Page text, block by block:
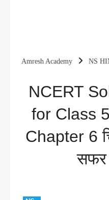
Amresh Academy NS
चिटठी का सफर
NCERT
for Class
Chapter 6
सफर